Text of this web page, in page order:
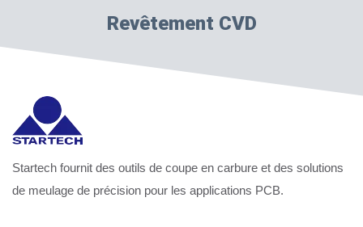
Revêtement CVD
Startech fournit des outils de coupe en carbure et des solutions
de meulage de précision pour les applications PCB.